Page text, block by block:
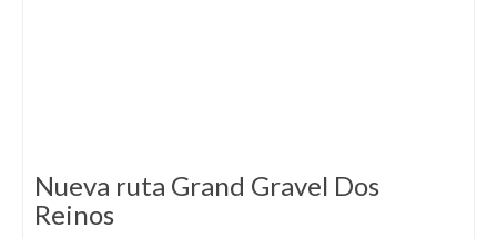
Nueva ruta Grand Gravel Dos
Reinos